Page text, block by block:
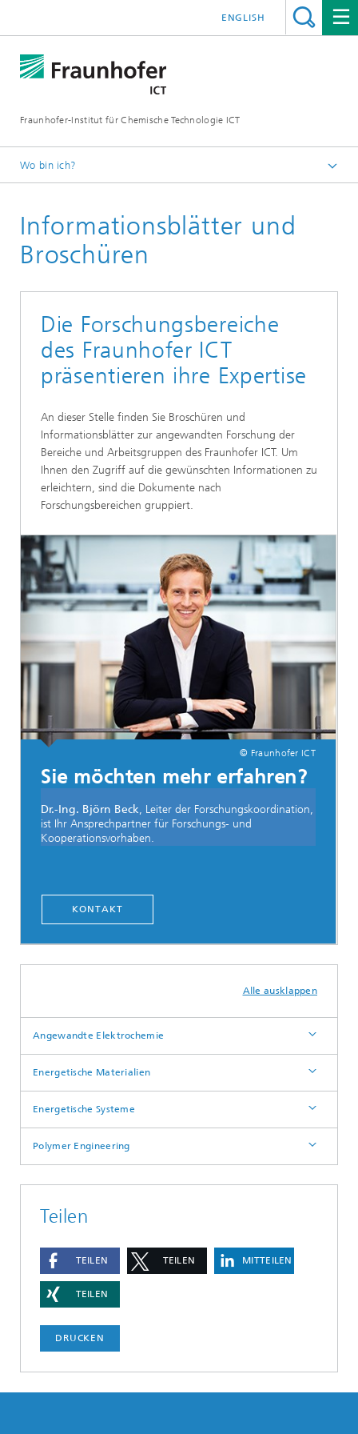
Fraunhofer-Institut für Chemische Technologie ICT
ENGLISH
Wo bin ich?
Forschung & Entwicklung
Informationsblätter und
Broschüren
Die Forschungsbereiche
des Fraunhofer ICT
präsentieren ihre Expertise
An dieser Stelle finden Sie Broschüren und
Informationsblätter zur angewandten Forschung der
Bereiche und Arbeitsgruppen des Fraunhofer ICT. Um
Ihnen den Zugriff auf die gewünschten Informationen zu
erleichtern, sind die Dokumente nach
Forschungsbereichen gruppiert.
© Fraunhofer ICT
Sie möchten mehr erfahren?
Dr.-Ing. Björn Beck, Leiter der Forschungskoordination,
ist Ihr Ansprechpartner für Forschungs- und
Kooperationsvorhaben.
KONTAKT
Alle ausklappen
Angewandte Elektrochemie
Energetische Materialien
Energetische Systeme
Polymer Engineering
Teilen
TEILEN TEILEN MITTEILEN
TEILEN
DRUCKEN